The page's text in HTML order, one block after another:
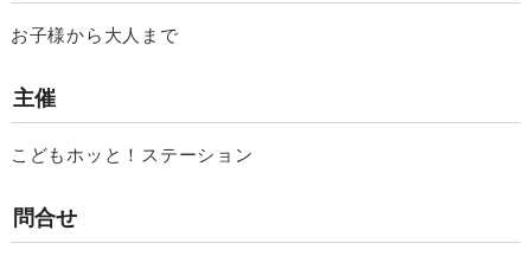
お子様から大人まで
主催
こどもホッと！ステーション
問合せ